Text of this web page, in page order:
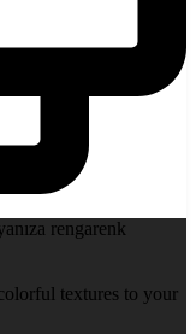
rengarenk
textures to your